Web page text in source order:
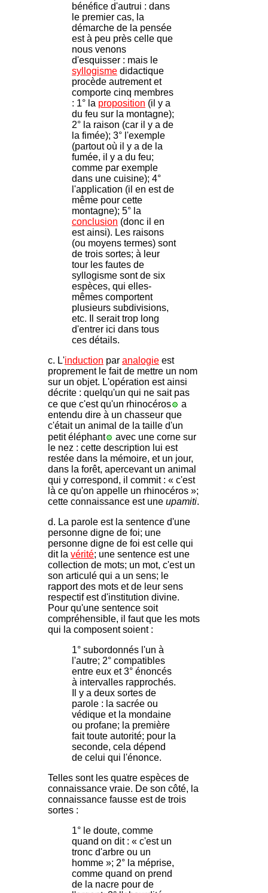
bénéfice d'autrui : dans
le premier cas, la
démarche de la pensée
est à peu près celle que
nous venons
d'esquisser : mais le
syllogisme didactique
procède autrement et
comporte cinq membres
: 1° la proposition (il y a
du feu sur la montagne);
2° la raison (car il y a de
la fimée); 3° l'exemple
(partout où il y a de la
fumée, il y a du feu;
comme par exemple
dans une cuisine); 4°
l'application (il en est de
même pour cette
montagne); 5° la
conclusion (donc il en
est ainsi). Les raisons
(ou moyens termes) sont
de trois sortes; à leur
tour les fautes de
syllogisme sont de six
espèces, qui elles-
mêmes comportent
plusieurs subdivisions,
etc. Il serait trop long
d'entrer ici dans tous
ces détails.
c. L'induction par analogie est
proprement le fait de mettre un nom
sur un objet. L'opération est ainsi
décrite : quelqu'un qui ne sait pas
ce que c'est qu'un rhinocéros
a
entendu dire à un chasseur que
c'était un animal de la taille d'un
petit éléphant
avec une corne sur
le nez : cette description lui est
restée dans la mémoire, et un jour,
dans la forêt, apercevant un animal
qui y correspond, il commit : « c'est
là ce qu'on appelle un rhinocéros »;
cette connaissance est une upamiti.
d. La parole est la sentence d'une
personne digne de foi; une
personne digne de foi est celle qui
dit la vérité; une sentence est une
collection de mots; un mot, c'est un
son articulé qui a un sens; le
rapport des mots et de leur sens
respectif est d'institution divine.
Pour qu'une sentence soit
compréhensible, il faut que les mots
qui la composent soient :
1° subordonnés l'un à
l'autre; 2° compatibles
entre eux et 3° énoncés
à intervalles rapprochés.
Il y a deux sortes de
parole : la sacrée ou
védique et la mondaine
ou profane; la première
fait toute autorité; pour la
seconde, cela dépend
de celui qui l'énonce.
Telles sont les quatre espèces de
connaissance vraie. De son côté, la
connaissance fausse est de trois
sortes :
1° le doute, comme
quand on dit : « c'est un
tronc d'arbre ou un
homme »; 2° la méprise,
comme quand on prend
de la nacre pour de